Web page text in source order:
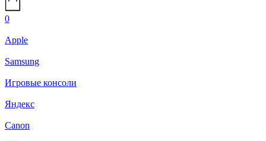
0
Apple
Samsung
Игровые консоли
Яндекс
Canon